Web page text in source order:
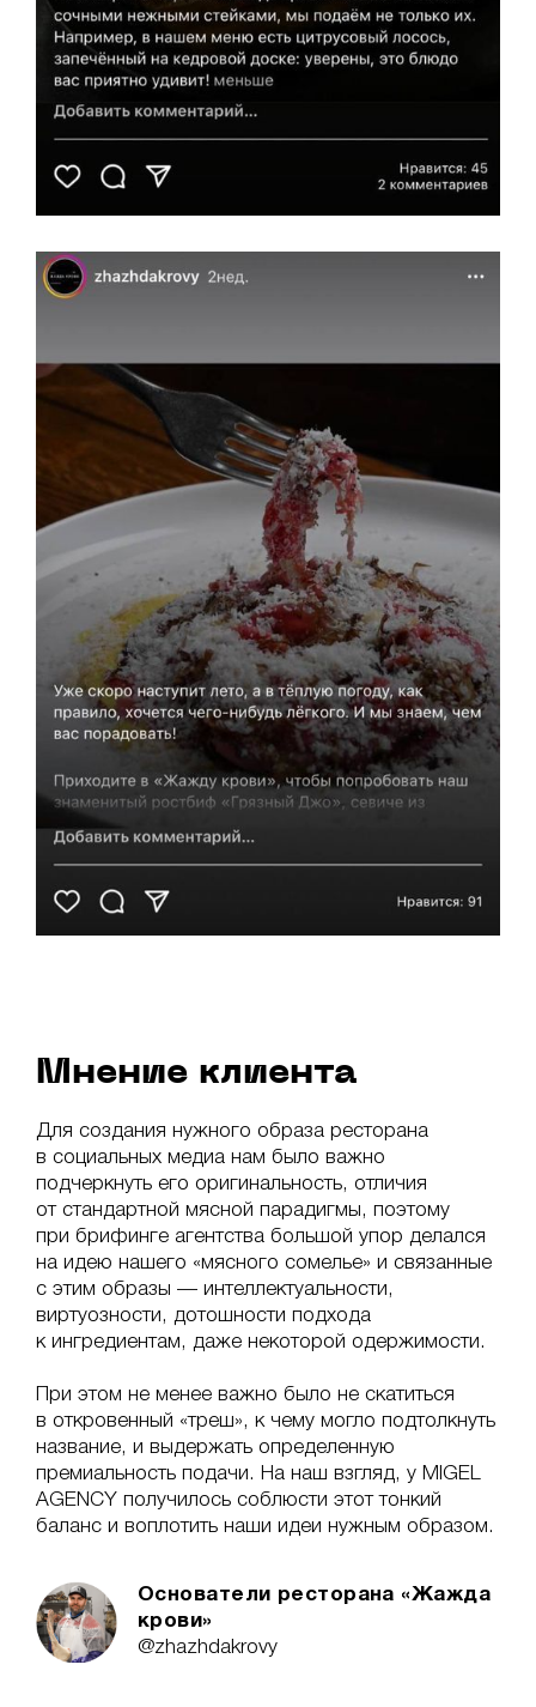
Мнение клиента
Для создания нужного образа ресторана
в социальных медиа нам было важно
подчеркнуть его оригинальность, отличия
от стандартной мясной парадигмы, поэтому
при брифинге агентства большой упор делался
на идею нашего «мясного сомелье» и связанные
с этим образы — интеллектуальности,
виртуозности, дотошности подхода
к ингредиентам, даже некоторой одержимости.
При этом не менее важно было не скатиться
в откровенный «треш», к чему могло подтолкнуть
название, и выдержать определенную
премиальность подачи. На наш взгляд, у MIGEL
AGENCY получилось соблюсти этот тонкий
баланс и воплотить наши идеи нужным образом.
Основатели ресторана «Жажда
крови»
@zhazhdakrovy